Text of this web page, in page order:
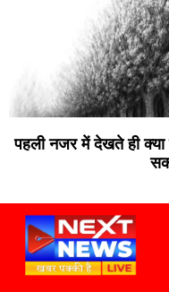
पहली नजर में देखते ही क्या